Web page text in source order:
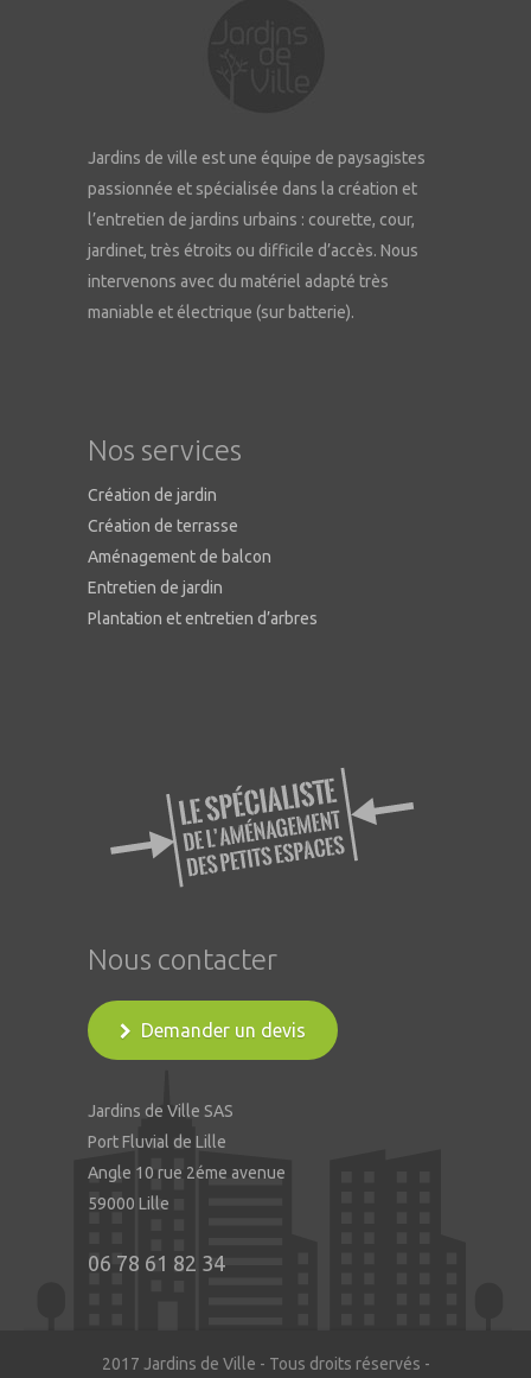
Jardins de ville est une équipe de paysagistes
passionnée et spécialisée dans la création et
l’entretien de jardins urbains : courette, cour,
jardinet, très étroits ou difficile d’accès. Nous
intervenons avec du matériel adapté très
maniable et électrique (sur batterie).
Nos services
Création de jardin
Création de terrasse
Aménagement de balcon
Entretien de jardin
Plantation et entretien d’arbres
Nous contacter
Demander un devis
Jardins de Ville SAS
Port Fluvial de Lille
Angle 10 rue 2éme avenue
59000 Lille
06 78 61 82 34
2017 Jardins de Ville - Tous droits réservés -